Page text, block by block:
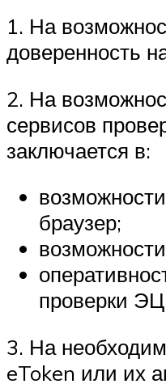
1. На
доверенность
2. На
сервисов
заключается в:
браузер;
проверки
3. На
eToken или их